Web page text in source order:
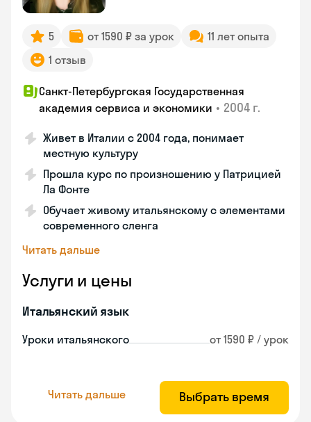
5 от 1590 ₽ за урок
11 лет опыта
1 отзыв
Санкт-Петербургская Государственная
академия сервиса и экономики • 2004 г.
Живет в Италии с 2004 года, понимает
местную культуру
Прошла курс по произношению у Патрицией
Ла Фонте
Обучает живому итальянскому с элементами
современного сленга
Читать дальше
Услуги и цены
Итальянский язык
Уроки итальянского от 1590 ₽ / урок
Читать дальше Выбрать время